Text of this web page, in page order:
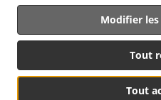
Tout
Tout
Modifier
Letz2Go S.A.R.L.-s|